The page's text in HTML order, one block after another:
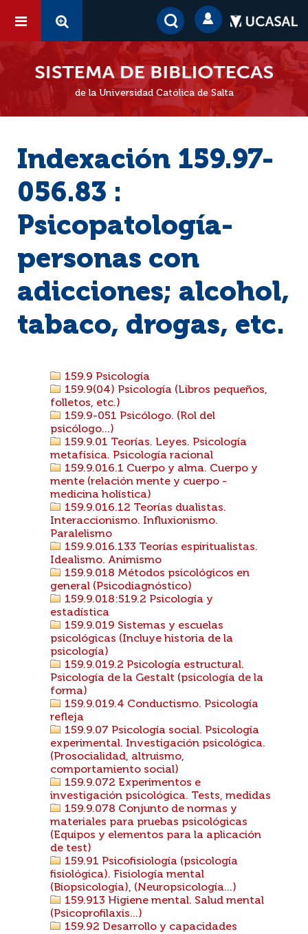
de la Universidad Católica de Salta
Indexación 159.97-
056.83 :
Psicopatología-
personas con
adicciones; alcohol,
tabaco, drogas, etc.
159.9 Psicología
159.9(04) Psicología (Libros pequeños,
folletos, etc.)
159.9-051 Psicólogo. (Rol del
psicólogo...)
159.9.01 Teorías. Leyes. Psicología
metafísica. Psicología racional
159.9.016.1 Cuerpo y alma. Cuerpo y
mente (relación mente y cuerpo -
medicina holística)
159.9.016.12 Teorías dualistas.
Interaccionismo. Influxionismo.
Paralelismo
159.9.016.133 Teorías espiritualistas.
Idealismo. Animismo
159.9.018 Métodos psicológicos en
general (Psicodiagnóstico)
159.9.018:519.2 Psicología y
estadística
159.9.019 Sistemas y escuelas
psicológicas (Incluye historia de la
psicología)
159.9.019.2 Psicología estructural.
Psicología de la Gestalt (psicología de la
forma)
159.9.019.4 Conductismo. Psicología
refleja
159.9.07 Psicología social. Psicología
experimental. Investigación psicológica.
(Prosocialidad, altruismo,
comportamiento social)
159.9.072 Experimentos e
investigación psicológica. Tests, medidas
159.9.078 Conjunto de normas y
materiales para pruebas psicológicas
(Equipos y elementos para la aplicación
de test)
159.91 Psicofisiología (psicología
fisiológica). Fisiología mental
(Biopsicología), (Neuropsicología...)
159.913 Higiene mental. Salud mental
(Psicoprofilaxis...)
159.92 Desarrollo y capacidades